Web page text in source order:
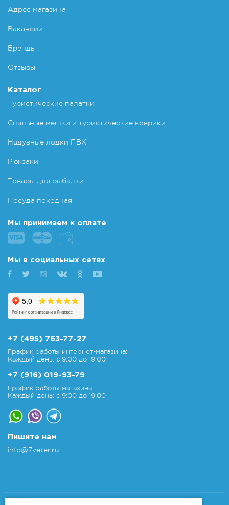
Адрес магазина
Вакансии
Бренды
Отзывы
Каталог
Туристические палатки
Спальные мешки и туристические коврики
Надувные лодки ПВХ
Рюкзаки
Товары для рыбалки
Посуда походная
Мы принимаем к оплате
Мы в социальных сетях
+7 (495) 763-77-27
График работы интернет-магазина:
Каждый день: с 9:00 до 19:00
+7 (916) 019-93-79
График работы магазина:
Каждый день: с 9:00 до 19:00
Пишите нам
info@7veter.ru